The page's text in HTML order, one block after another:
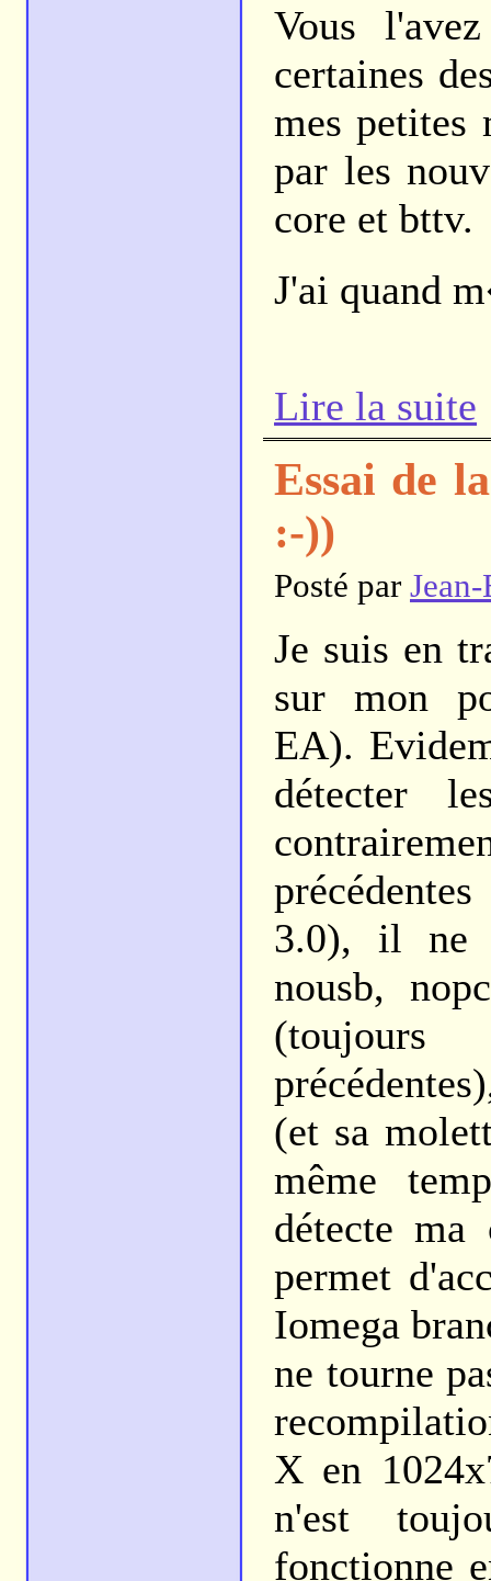
Vous
certaines
mes petites
par les
core et bttv.
J'ai quand
Lire la suite
Essai de
:-))
Posté par
Je suis en
sur mon
EA).
détecter
3.0), il ne
nousb,
(toujours
(et sa
même
détecte
permet
Iomega
ne tourne
X en
n'est
fonctionne